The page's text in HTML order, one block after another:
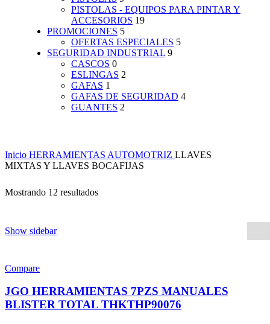
PISTOLAS - EQUIPOS PARA PINTAR Y
ACCESORIOS 19
PROMOCIONES 5
OFERTAS ESPECIALES 5
SEGURIDAD INDUSTRIAL 9
CASCOS 0
ESLINGAS 2
GAFAS 1
GAFAS DE SEGURIDAD 4
GUANTES 2
Inicio HERRAMIENTAS AUTOMOTRIZ LLAVES
MIXTAS Y LLAVES BOCAFIJAS
Mostrando 12 resultados
Show sidebar
Compare
JGO HERRAMIENTAS 7PZS MANUALES
BLISTER TOTAL THKTHP90076